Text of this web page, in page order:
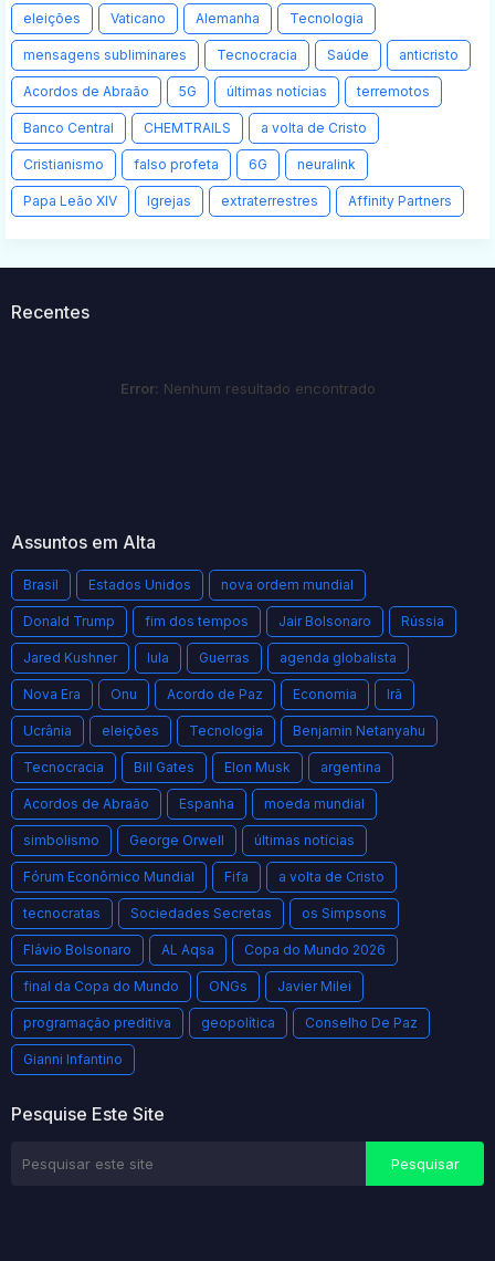
eleições Vaticano Alemanha Tecnologia
mensagens subliminares Tecnocracia Saúde anticristo
Acordos de Abraão 5G últimas notícias terremotos
Banco Central CHEMTRAILS a volta de Cristo
Cristianismo falso profeta 6G neuralink
Papa Leão XIV Igrejas extraterrestres Affinity Partners
Recentes
Error: Nenhum resultado encontrado
Assuntos em Alta
Brasil Estados Unidos nova ordem mundial
Donald Trump fim dos tempos Jair Bolsonaro Rússia
Jared Kushner lula Guerras agenda globalista
Nova Era Onu Acordo de Paz Economia Irã
Ucrânia eleições Tecnologia Benjamin Netanyahu
Tecnocracia Bill Gates Elon Musk argentina
Acordos de Abraão Espanha moeda mundial
simbolismo George Orwell últimas notícias
Fórum Econômico Mundial Fifa a volta de Cristo
tecnocratas Sociedades Secretas os Simpsons
Flávio Bolsonaro AL Aqsa Copa do Mundo 2026
final da Copa do Mundo ONGs Javier Milei
programação preditiva geopolítica Conselho De Paz
Gianni Infantino
Pesquise Este Site